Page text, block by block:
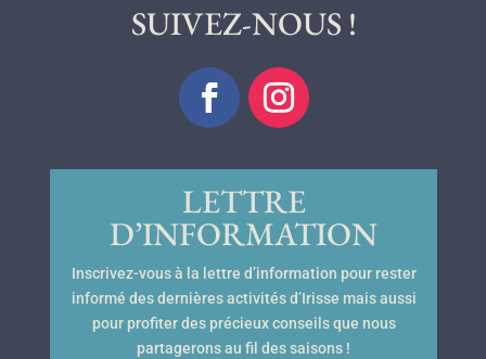
SUIVEZ-NOUS !
LETTRE
D’INFORMATION
Inscrivez-vous à la lettre d’information pour rester
informé des dernières activités d’Irisse mais aussi
pour profiter des précieux conseils que nous
partagerons au fil des saisons !